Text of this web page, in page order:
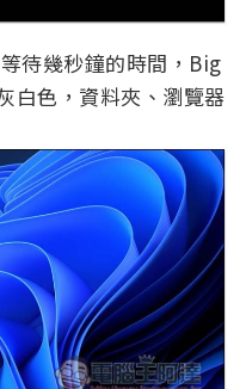
待幾秒鐘的時間，Big
白色，資料夾、瀏覽器